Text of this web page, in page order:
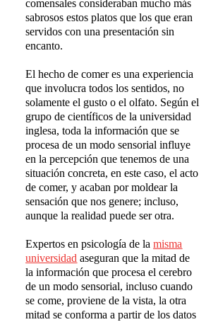
comensales consideraban mucho más
sabrosos estos platos que los que eran
servidos con una presentación sin
encanto.
El hecho de comer es una experiencia
que involucra todos los sentidos, no
solamente el gusto o el olfato. Según el
grupo de científicos de la universidad
inglesa, toda la información que se
procesa de un modo sensorial influye
en la percepción que tenemos de una
situación concreta, en este caso, el acto
de comer, y acaban por moldear la
sensación que nos genere; incluso,
aunque la realidad puede ser otra.
Expertos en psicología de lamisma
universidad aseguran que la mitad de
la información que procesa el cerebro
de un modo sensorial, incluso cuando
se come, proviene de la vista, la otra
mitad se conforma a partir de los datos